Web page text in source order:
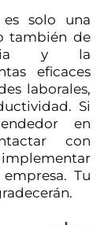
solo una
también de
y la
eficaces
laborales,
Si
en
con
implementar
Tu